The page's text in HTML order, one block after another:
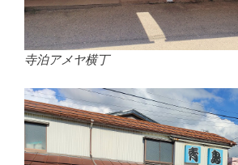
寺泊アメヤ横丁